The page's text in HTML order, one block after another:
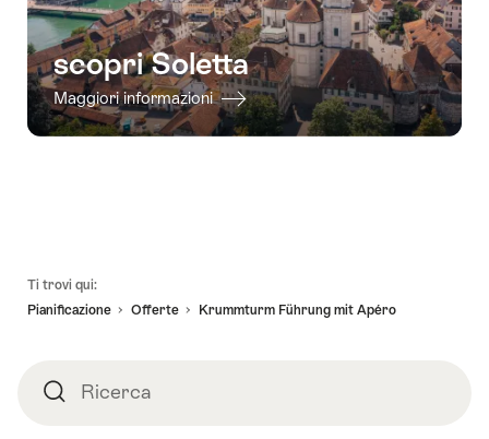
scopri Soletta
Maggiori informazioni
Ti trovi qui:
Pianificazione
Offerte Krummturm Führung mit Apéro
RicercaRicerca